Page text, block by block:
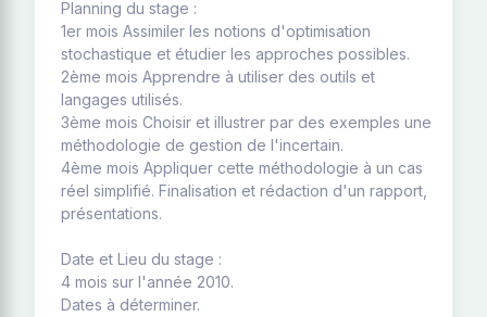
Planning du stage :
1er mois Assimiler les notions d'optimisation
stochastique et étudier les approches possibles.
2ème mois Apprendre à utiliser des outils et
langages utilisés.
3ème mois Choisir et illustrer par des exemples une
méthodologie de gestion de l'incertain.
4ème mois Appliquer cette méthodologie à un cas
réel simplifié. Finalisation et rédaction d'un rapport,
présentations.
Date et Lieu du stage :
4 mois sur l'année 2010.
Dates à déterminer.